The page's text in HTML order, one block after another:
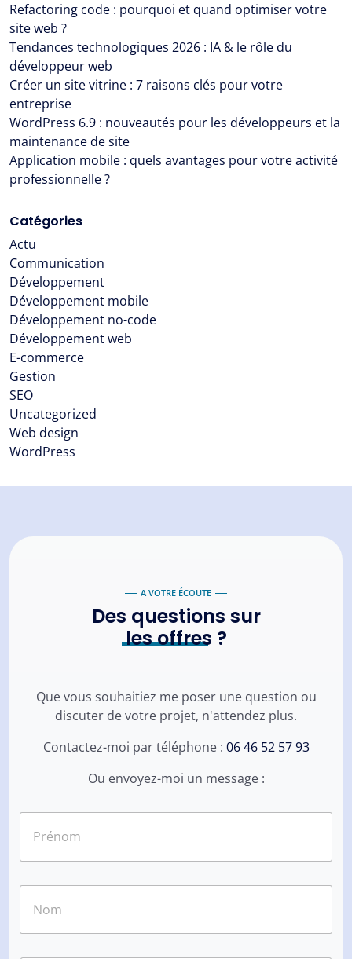
Refactoring code : pourquoi et quand optimiser votre
site web ?
Tendances technologiques 2026 : IA & le rôle du
développeur web
Créer un site vitrine : 7 raisons clés pour votre
entreprise
WordPress 6.9 : nouveautés pour les développeurs et la
maintenance de site
Application mobile : quels avantages pour votre activité
professionnelle ?
Catégories
Actu
Communication
Développement
Développement mobile
Développement no-code
Développement web
E-commerce
Gestion
SEO
Uncategorized
Web design
WordPress
A VOTRE ÉCOUTE
Des questions sur
les offres ?
Que vous souhaitiez me poser une question ou
discuter de votre projet, n'attendez plus.
Contactez-moi par téléphone : 06 46 52 57 93
Ou envoyez-moi un message :